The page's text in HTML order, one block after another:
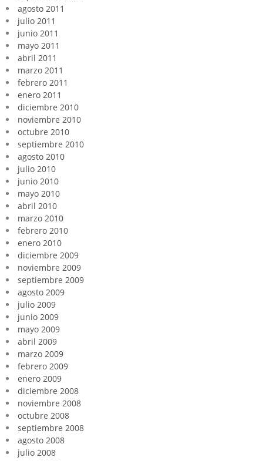
agosto 2011
julio 2011
junio 2011
mayo 2011
abril 2011
marzo 2011
febrero 2011
enero 2011
diciembre 2010
noviembre 2010
octubre 2010
septiembre 2010
agosto 2010
julio 2010
junio 2010
mayo 2010
abril 2010
marzo 2010
febrero 2010
enero 2010
diciembre 2009
noviembre 2009
septiembre 2009
agosto 2009
julio 2009
junio 2009
mayo 2009
abril 2009
marzo 2009
febrero 2009
enero 2009
diciembre 2008
noviembre 2008
octubre 2008
septiembre 2008
agosto 2008
julio 2008